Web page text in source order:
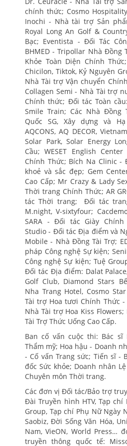
chính thức; Cosmo
Inochi - Nhà tài trợ Sản
Royal Long An Golf &
Bạc; Eventista - Đối Tác
BHMED - Tripollar Nhà Đồng
Khỏe Toàn Diện Chính
Chicilon, Tiktok, Kỷ Nguyên
Nhà Tài trợ Vận chuyển
Collagen Semi - Nhà Tài trợ
Chính thức; Đối tác Toàn
Smile Train; Các Nhà Đồng
Quốc SG, Xây dựng và
AQCONS, AQ DECOR,
Solar Park, Solar Energy
Cầu; WESET English
Chính Thức; Bích Na Clinic -
khoẻ và sắc đẹp; Gem
Cao Cấp; Mr Crazy & Lady
Thời trang Chính Thức; AR
tác Thời trang; Đối tác
M.night, V-sixtyfour;
SARA - Đối tác Giày Chính
Studio - Đối tác Địa điểm và
Mobile - Nhà Đồng Tài Trợ;
pháp Công nghệ Sự kiện;
Công nghệ Sự kiện; Tuệ
Đối tác Địa điểm: Dalat
Golf Club, Diamond Stars
Nha Trang Hotel, Cosmo
Tài trợ Hoa tươi Chính Thức -
Nhà Tài trợ Hoa Kiss Flowers;
Tài Trợ Thức Uống Cao Cấp.
Ban cố vấn cuộc thi: Bác sĩ
Thẩm mỹ; Hoa hậu - Doanh
- Cố vấn Trang sức; Tiến sĩ -
đốc Sức khỏe; Doanh nhân
Chuyên môn Thời trang.
Các đơn vị Đối tác/Bảo trợ
Đài Truyền hình HTV, Tạp chí
Group, Tạp chí Phụ Nữ Ngày
Saobiz, Đời Sống Văn Hóa,
Nam, VieON, World Press…
truyền thông quốc tế: